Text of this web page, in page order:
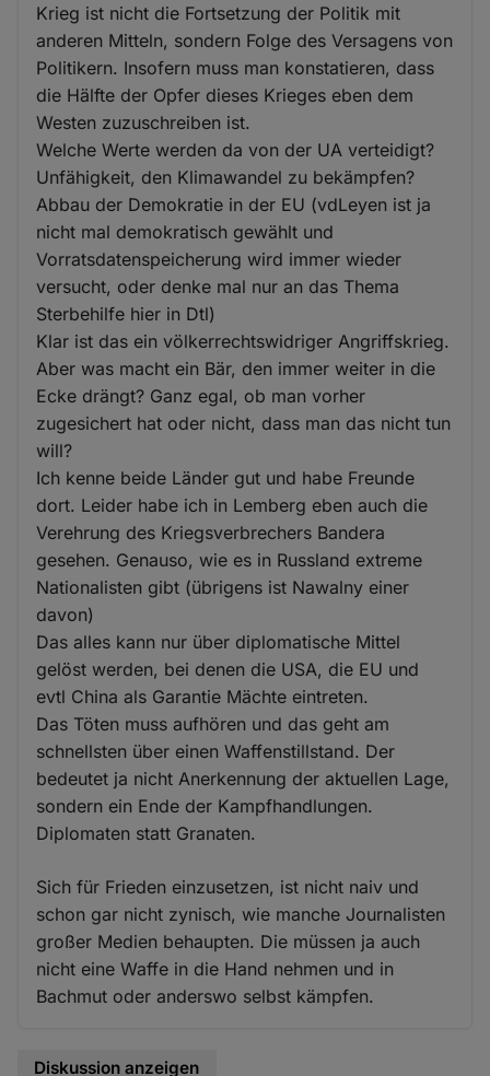
Krieg ist nicht die Fortsetzung der Politik mit
anderen Mitteln, sondern Folge des Versagens von
Politikern. Insofern muss man konstatieren, dass
die Hälfte der Opfer dieses Krieges eben dem
Westen zuzuschreiben ist.
Welche Werte werden da von der UA verteidigt?
Unfähigkeit, den Klimawandel zu bekämpfen?
Abbau der Demokratie in der EU (vdLeyen ist ja
nicht mal demokratisch gewählt und
Vorratsdatenspeicherung wird immer wieder
versucht, oder denke mal nur an das Thema
Sterbehilfe hier in Dtl)
Klar ist das ein völkerrechtswidriger Angriffskrieg.
Aber was macht ein Bär, den immer weiter in die
Ecke drängt? Ganz egal, ob man vorher
zugesichert hat oder nicht, dass man das nicht tun
will?
Ich kenne beide Länder gut und habe Freunde
dort. Leider habe ich in Lemberg eben auch die
Verehrung des Kriegsverbrechers Bandera
gesehen. Genauso, wie es in Russland extreme
Nationalisten gibt (übrigens ist Nawalny einer
davon)
Das alles kann nur über diplomatische Mittel
gelöst werden, bei denen die USA, die EU und
evtl China als Garantie Mächte eintreten.
Das Töten muss aufhören und das geht am
schnellsten über einen Waffenstillstand. Der
bedeutet ja nicht Anerkennung der aktuellen Lage,
sondern ein Ende der Kampfhandlungen.
Diplomaten statt Granaten.
Sich für Frieden einzusetzen, ist nicht naiv und
schon gar nicht zynisch, wie manche Journalisten
großer Medien behaupten. Die müssen ja auch
nicht eine Waffe in die Hand nehmen und in
Bachmut oder anderswo selbst kämpfen.
Diskussion anzeigen